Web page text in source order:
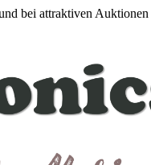
bei attraktiven